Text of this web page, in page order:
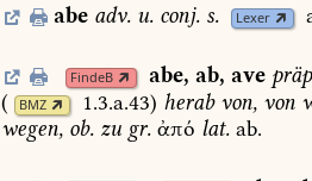
abe adv. u. conj. s. Lexer
FindeB abe, ab, ave
(
BMZ 1.3.a.43) herabvon, von
wegen, ob. zu gr. ἀπό lat. ab.